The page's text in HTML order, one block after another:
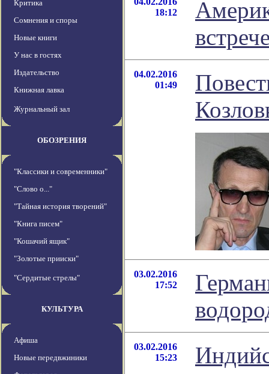
Критика
Сомнения и споры
Новые книги
У нас в гостях
Издательство
Книжная лавка
Журнальный зал
ОБОЗРЕНИЯ
"Классики и современники"
"Слово о..."
"Тайная история творений"
"Книга писем"
"Кошачий ящик"
"Золотые прииски"
"Сердитые стрелы"
КУЛЬТУРА
Афиша
Новые передвжиники
18:12
04.02.2016
01:49
03.02.2016
17:52
03.02.2016
15:23